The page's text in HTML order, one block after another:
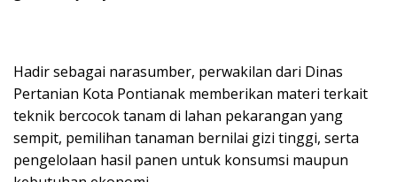
Hadir sebagai narasumber, perwakilan dari Dinas
Pertanian Kota Pontianak memberikan materi terkait
teknik bercocok tanam di lahan pekarangan yang
sempit, pemilihan tanaman bernilai gizi tinggi, serta
pengelolaan hasil panen untuk konsumsi maupun